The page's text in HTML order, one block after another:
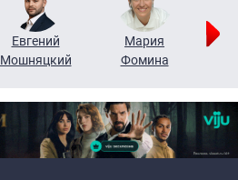
Евгений
Мошняцкий
Мария
Фомина